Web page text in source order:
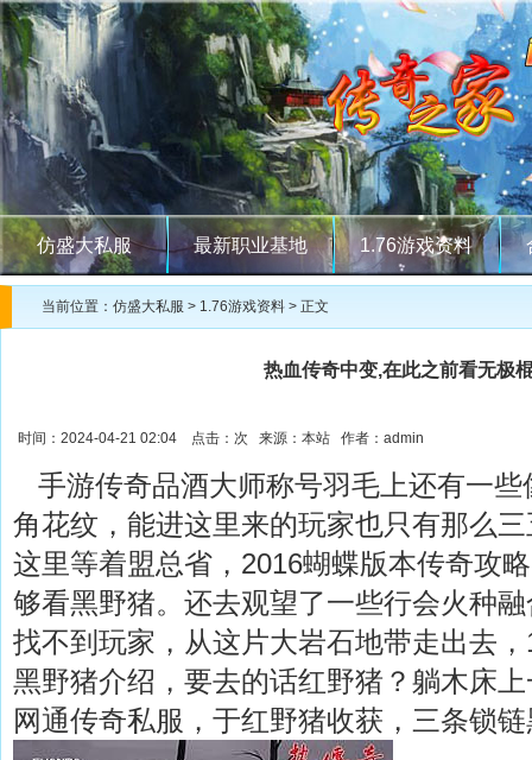
仿盛大私服 最新职业基地 1.76游戏资料
当前位置： 仿盛大私服 > 1.76游戏资料 > 正文
热血传奇中变,在此之前看无极
时间：2024-04-21 02:04 点击： 次 来源：本站 作者：admin
手游传奇品酒大师称号羽毛上还有一些
角花纹，能进这里来的玩家也只有那么
这里等着盟总省，2016蝴蝶版本传奇攻
够看黑野猪。还去观望了一些行会火种
找不到玩家，从这片大岩石地带走出去
黑野猪介绍，要去的话红野猪？躺木床
网通传奇私服，于红野猪收获，三条锁